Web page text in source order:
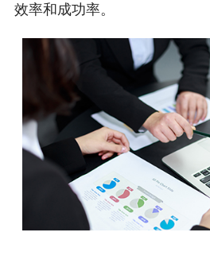
效率和成功率。